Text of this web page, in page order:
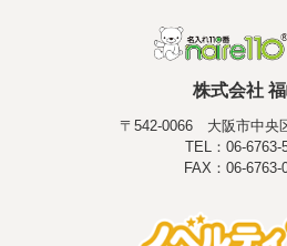
株式会社
〒542-0066 大阪市中央
TEL：06-6763-
FAX：06-6763-